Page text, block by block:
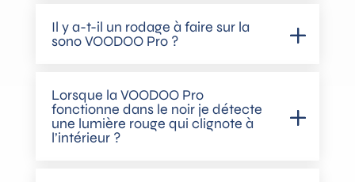
Il y a-t-il un rodage à faire sur la
sono VOODOO Pro ?
Lorsque la VOODOO Pro
fonctionne dans le noir je détecte
une lumière rouge qui clignote à
l’intérieur ?